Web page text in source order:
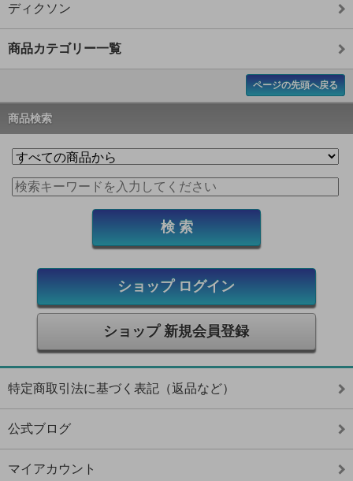
ディクソン
商品カテゴリー一覧
ページの先頭へ戻る
商品検索
ショップ ログイン
ショップ 新規会員登録
特定商取引法に基づく表記（返品など）
公式ブログ
マイアカウント